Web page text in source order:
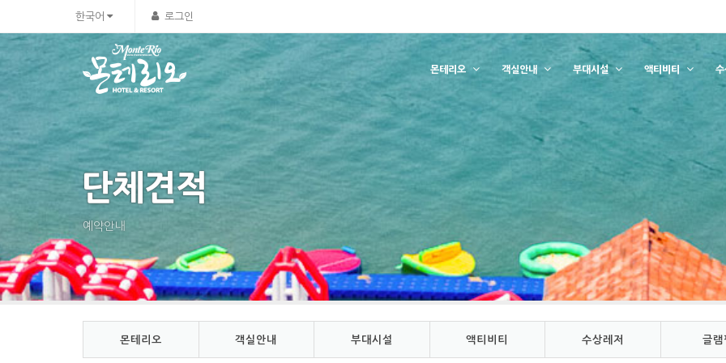
한국어 로그인
몬테리오 객실안내 부대시설 액티비티
단체견적
예약안내
몬테리오 객실안내 부대시설 액티비티 수상레저 글램
Sketchbook5, 스케치북5